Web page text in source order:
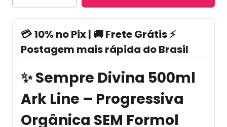
💳 10% no Pix | 🚚 Frete Grátis ⚡
Postagem mais rápida do Brasil
✨ Sempre Divina 500ml
Ark Line – Progressiva
Orgânica SEM Formol